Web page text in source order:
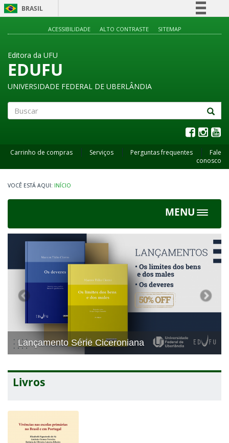
BRASIL
Legislação
Canais
ACESSIBILIDADE ALTO CONTRASTE SITEMAP
Editora da UFU
EDUFU
UNIVERSIDADE FEDERAL DE UBERLÂNDIA
Carrinho de compras Serviços Perguntas frequentes
Fale
conosco
INÍCIO
MENU
Toggle
Premiação
Previous Next
Livros